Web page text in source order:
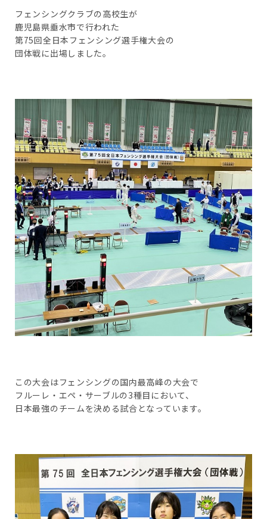
フェンシングクラブの高校生が
鹿児島県垂水市で行われた
第75回全日本フェンシング選手権大会の
団体戦に出場しました。
この大会はフェンシングの国内最高峰の大会で
フルーレ・エペ・サーブルの3種目において、
日本最強のチームを決める試合となっています。